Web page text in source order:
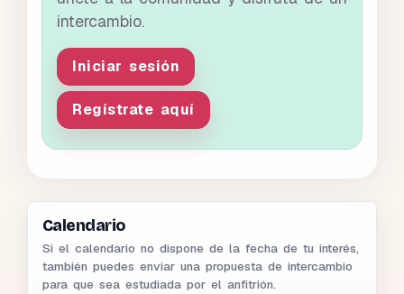
intercambio.
Iniciar sesión
Regístrate aquí
Calendario
Si el calendario no dispone de la fecha de tu interés,
también puedes enviar una propuesta de intercambio
para que sea estudiada por el anfitrión.